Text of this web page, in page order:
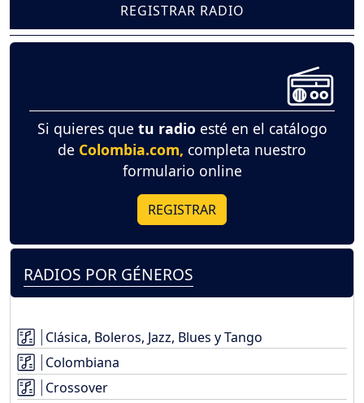
REGISTRAR RADIO
Si quieres que tu radio esté en el catálogo
de Colombia.com, completa nuestro
formulario online
REGISTRAR
RADIOS POR GÉNEROS
Clásica, Boleros, Jazz, Blues y Tango
Colombiana
Crossover